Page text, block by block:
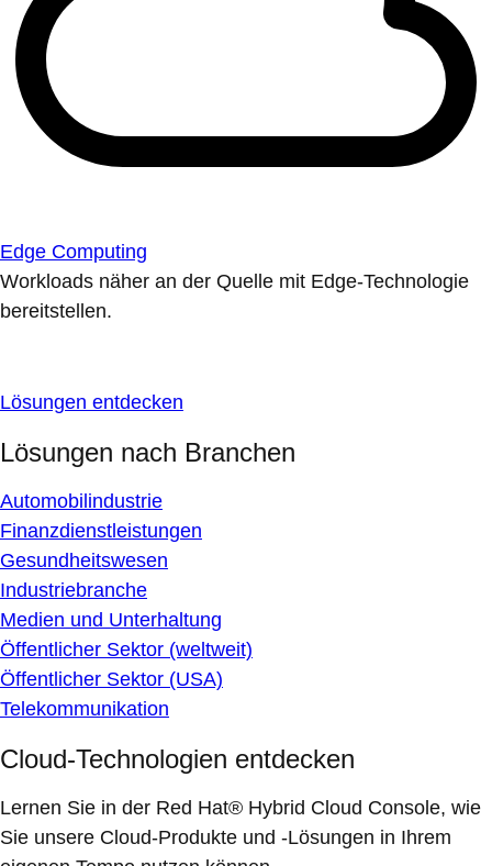
Edge Computing
Workloads näher an der Quelle mit Edge-Technologie
bereitstellen.
Lösungen entdecken
Lösungen nach Branchen
Automobilindustrie
Finanzdienstleistungen
Gesundheitswesen
Industriebranche
Medien und Unterhaltung
Öffentlicher Sektor (weltweit)
Öffentlicher Sektor (USA)
Telekommunikation
Cloud-Technologien entdecken
Lernen Sie in der Red Hat® Hybrid Cloud Console, wie
Sie unsere Cloud-Produkte und -Lösungen in Ihrem